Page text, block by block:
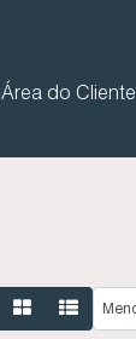
Área do Cliente